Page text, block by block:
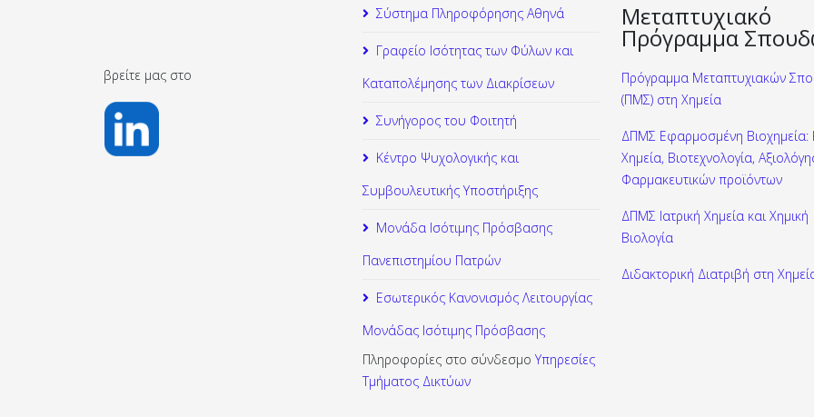
βρείτε μας στο
Σύστημα Πληροφόρησης Αθηνά
Γραφείο Ισότητας των Φύλων και
Καταπολέμησης των Διακρίσεων
Συνήγορος του Φοιτητή
Κέντρο Ψυχολογικής και
Συμβουλευτικής Υποστήριξης
Μονάδα Ισότιμης Πρόσβασης
Πανεπιστημίου Πατρών
Εσωτερικός Κανονισμός Λειτουργίας
Μονάδας Ισότιμης Πρόσβασης
Πληροφορίες στο σύνδεσμο Υπηρεσίες
Τμήματος Δικτύων
Μεταπτυχιακό
Πρόγραμμα
Πρόγραμμα Μεταπτυχιακών
(ΠΜΣ) στη Χημεία
ΔΠΜΣ Εφαρμοσμένη Βιοχημεία:
Χημεία, Βιοτεχνολογία,
Φαρμακευτικών προϊόντων
ΔΠΜΣ Ιατρική Χημεία και Χημική
Βιολογία
Διδακτορική Διατριβή στη